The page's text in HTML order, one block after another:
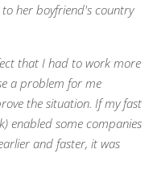
her boyfriend's country
that I had to work more
a problem for me
the situation. If my fast
enabled some companies
and faster, it was